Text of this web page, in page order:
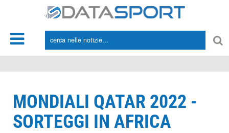
MONDIALI QATAR 2022 -
SORTEGGI IN AFRICA